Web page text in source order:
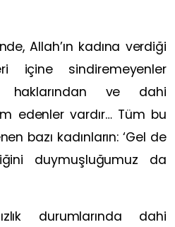
Allah’ın kadına verdiği
içine sindiremeyenler
haklarından ve dahi
edenler vardır… Tüm bu
bazı kadınların: ‘Gel de
duymuşluğumuz da
durumlarında dahi